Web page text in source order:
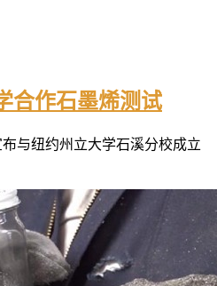
合作石墨烯测试
布与纽约州立大学石溪分校成立